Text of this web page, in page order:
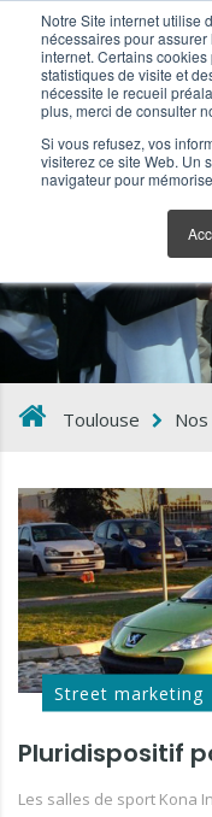
Notre Site internet utilise
nécessaires pour
internet. Certains cookies
statistiques de visite et
nécessite le recueil
plus, merci de consulter
Si vous refusez, vos
visiterez ce site Web. Un
navigateur pour
Toulouse
Street marketing
Pluridispositif
Les salles de sport Kona